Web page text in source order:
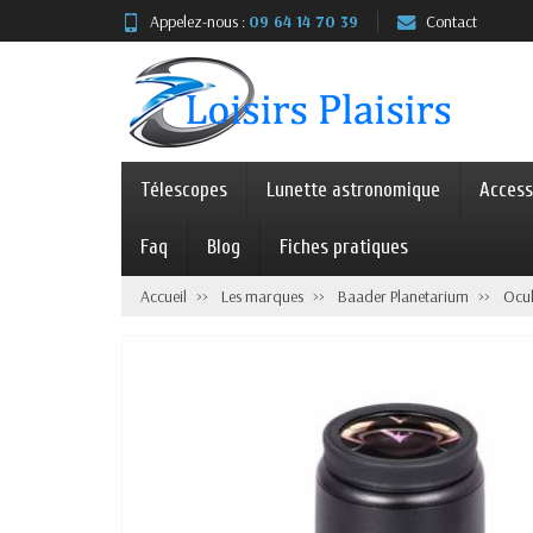
Appelez-nous : 09 64 14 70 39 Contact
Télescopes Lunette astronomique
Faq Blog Fiches pratiques
Accueil Les marques Baader Planetarium